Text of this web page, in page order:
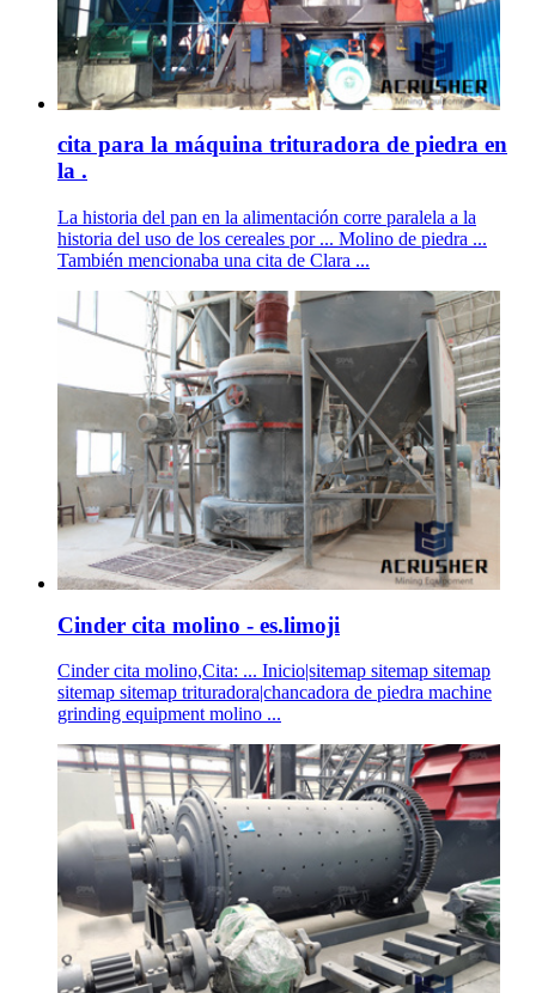
cita para la máquina trituradora de piedra en
la .
La historia del pan en la alimentación corre paralela a la
historia del uso de los cereales por ... Molino de piedra ...
También mencionaba una cita de Clara ...
Cinder cita molino - es.limoji
Cinder cita molino,Cita: ... Inicio|sitemap sitemap sitemap
sitemap sitemap trituradora|chancadora de piedra machine
grinding equipment molino ...